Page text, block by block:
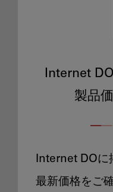
Internet
製品
Internet DOに
最新価格をご